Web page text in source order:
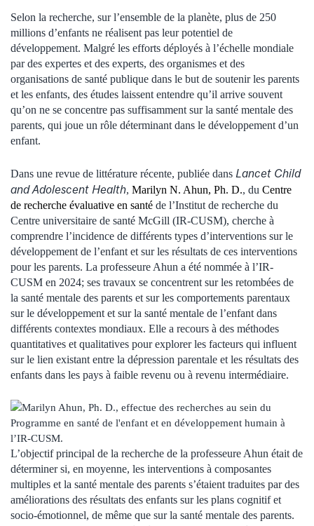
Selon la recherche, sur l’ensemble de la planète, plus de 250
millions d’enfants ne réalisent pas leur potentiel de
développement. Malgré les efforts déployés à l’échelle mondiale
par des expertes et des experts, des organismes et des
organisations de santé publique dans le but de soutenir les parents
et les enfants, des études laissent entendre qu’il arrive souvent
qu’on ne se concentre pas suffisamment sur la santé mentale des
parents, qui joue un rôle déterminant dans le développement d’un
enfant.
Dans une revue de littérature récente, publiée dans Lancet Child
and Adolescent Health, Marilyn N. Ahun, Ph. D., du Centre
de recherche évaluative en santé de l’Institut de recherche du
Centre universitaire de santé McGill (IR-CUSM), cherche à
comprendre l’incidence de différents types d’interventions sur le
développement de l’enfant et sur les résultats de ces interventions
pour les parents. La professeure Ahun a été nommée à l’IR-
CUSM en 2024; ses travaux se concentrent sur les retombées de
la santé mentale des parents et sur les comportements parentaux
sur le développement et sur la santé mentale de l’enfant dans
différents contextes mondiaux. Elle a recours à des méthodes
quantitatives et qualitatives pour explorer les facteurs qui influent
sur le lien existant entre la dépression parentale et les résultats des
enfants dans les pays à faible revenu ou à revenu intermédiaire.
L’objectif principal de la recherche de la professeure Ahun était de
déterminer si, en moyenne, les interventions à composantes
multiples et la santé mentale des parents s’étaient traduites par des
améliorations des résultats des enfants sur les plans cognitif et
socio-émotionnel, de même que sur la santé mentale des parents.